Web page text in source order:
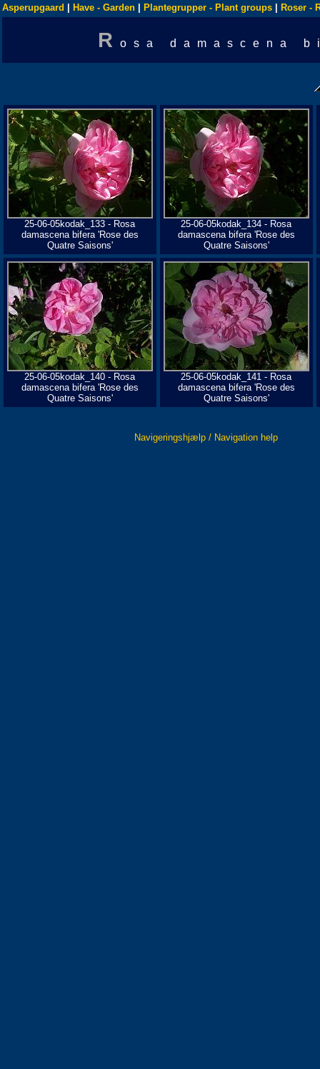
Asperupgaard Have - Garden Plantegrupper - Plant groups Roser -
R osa damascena
25-06-05kodak_133 - Rosa
damascena bifera 'Rose des
Quatre Saisons'
25-06-05kodak_134 - Rosa
damascena bifera 'Rose des
Quatre Saisons'
25-06-05kodak_140 - Rosa
damascena bifera 'Rose des
Quatre Saisons'
25-06-05kodak_141 - Rosa
damascena bifera 'Rose des
Quatre Saisons'
Navigeringshjælp / Navigation help